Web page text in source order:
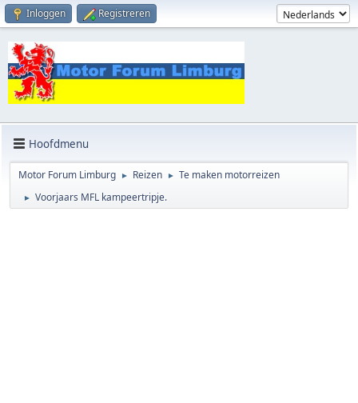
Inloggen Registreren
Hoofdmenu
Motor Forum Limburg ► Reizen ► Te maken motorreizen
► Voorjaars MFL kampeertripje.